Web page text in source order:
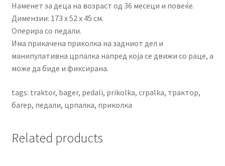
Наменет за деца на возраст од 36 месеци и повеќе.
Димензии: 173 x 52 x 45 см.
Оперира со педали.
Има прикачена приколка на задниот дел и
манипулативна црпалка напред која се движи со раце, а
може да биде и фиксирана.
tags: traktor, bager, pedali, prikolka, crpalka, трактор,
багер, педали, црпалка, приколка
Related products